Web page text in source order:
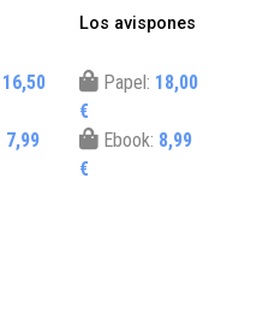
16,50
7,99
Los avispones
Papel: 18,00
€
Ebook: 8,99
€